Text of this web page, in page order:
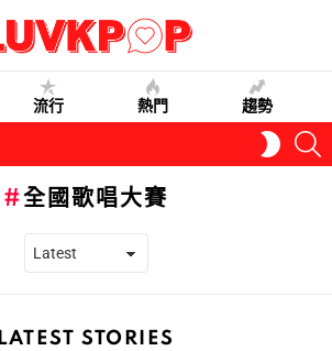
流行 熱門 趨勢
SKIN
全國歌唱大賽
LATEST STORIES